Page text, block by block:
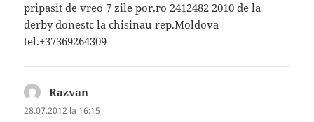
pripasit de vreo 7 zile por.ro 2412482 2010 de la
derby donestc la chisinau rep.Moldova
tel.+37369264309
Razvan
28.07.2012 la 16:15